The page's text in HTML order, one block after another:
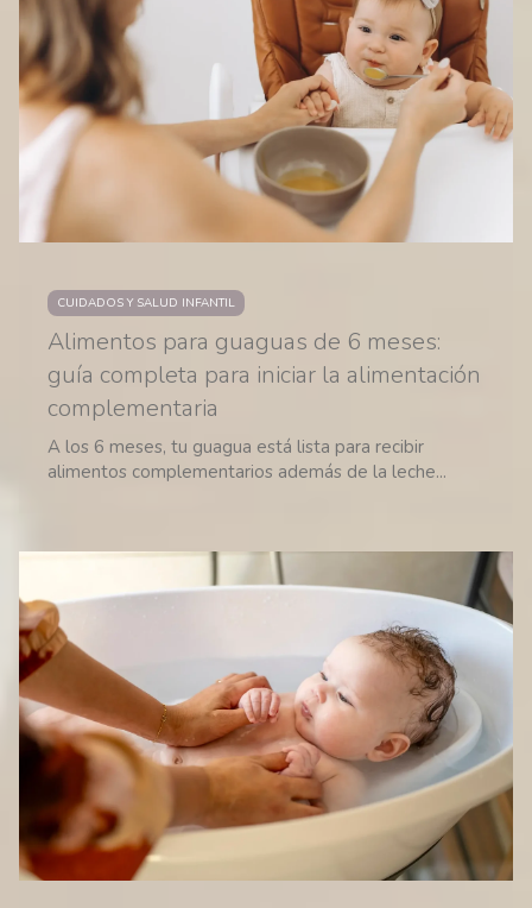
Alimentos para guaguas de 6 meses:
guía completa para iniciar la alimentación
complementaria
CUIDADOS Y SALUD INFANTIL
A los 6 meses, tu guagua está lista para recibir
alimentos complementarios además de la leche...